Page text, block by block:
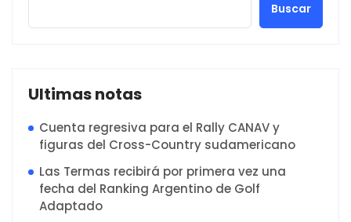
Buscar
Ultimas notas
Cuenta regresiva para el Rally CANAV y
figuras del Cross-Country sudamericano
Las Termas recibirá por primera vez una
fecha del Ranking Argentino de Golf
Adaptado